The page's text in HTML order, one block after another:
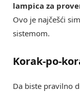
lampica za
Ovo je najčešći
sistemom.
Korak-po-
Da biste pravilno